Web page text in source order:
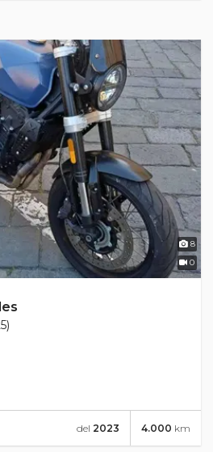
8
0
4.000 km
del 2023